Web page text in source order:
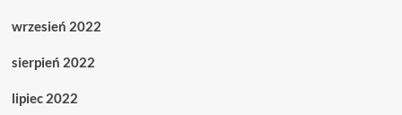
wrzesień 2022
sierpień 2022
lipiec 2022